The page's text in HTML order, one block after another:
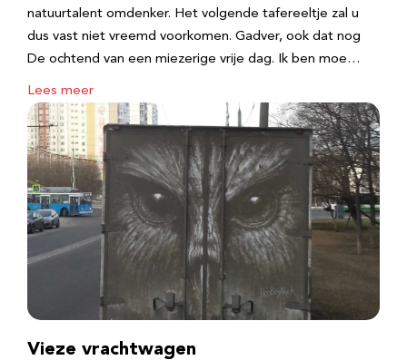
natuurtalent omdenker. Het volgende tafereeltje zal u
dus vast niet vreemd voorkomen. Gadver, ook dat nog
De ochtend van een miezerige vrije dag. Ik ben moe…
Lees meer
Vieze vrachtwagen